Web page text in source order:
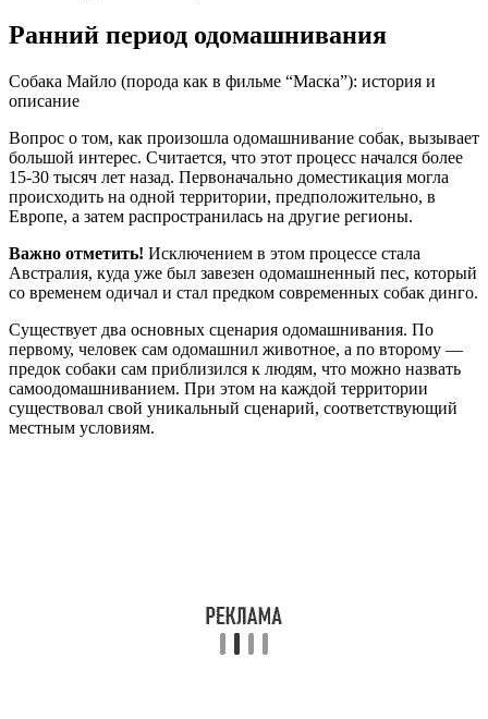
Ранний период одомашнивания
Собака Майло (порода как в фильме “Маска”): история и
описание
Вопрос о том, как произошла одомашнивание собак, вызывает
большой интерес. Считается, что этот процесс начался более
15-30 тысяч лет назад. Первоначально доместикация могла
происходить на одной территории, предположительно, в
Европе, а затем распространилась на другие регионы.
Важно отметить! Исключением в этом процессе стала
Австралия, куда уже был завезен одомашненный пес, который
со временем одичал и стал предком современных собак динго.
Существует два основных сценария одомашнивания. По
первому, человек сам одомашнил животное, а по второму —
предок собаки сам приблизился к людям, что можно назвать
самоодомашниванием. При этом на каждой территории
существовал свой уникальный сценарий, соответствующий
местным условиям.